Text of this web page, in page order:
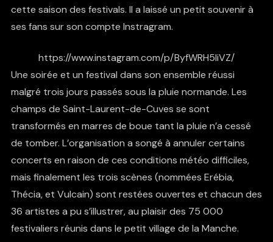
cette saison des festivals. Il a laissé un petit souvenir à
ses fans sur son compte Instragram.
https://www.instagram.com/p/ByfWRH5liVZ/
Une soirée et un festival dans son ensemble réussi
malgré trois jours passés sous la pluie normande. Les
champs de Saint-Laurent-de-Cuves se sont
transformés en marres de boue tant la pluie n’a cessé
de tomber. L’organisation a songé à annuler certains
concerts en raison de ces conditions météo difficiles,
mais finalement les trois scènes (nommées Erébia,
Thécia, et Vulcain) sont restées ouvertes et chacun des
36 artistes a pu s’illustrer, au plaisir des 75 000
festivaliers réunis dans le petit village de la Manche.